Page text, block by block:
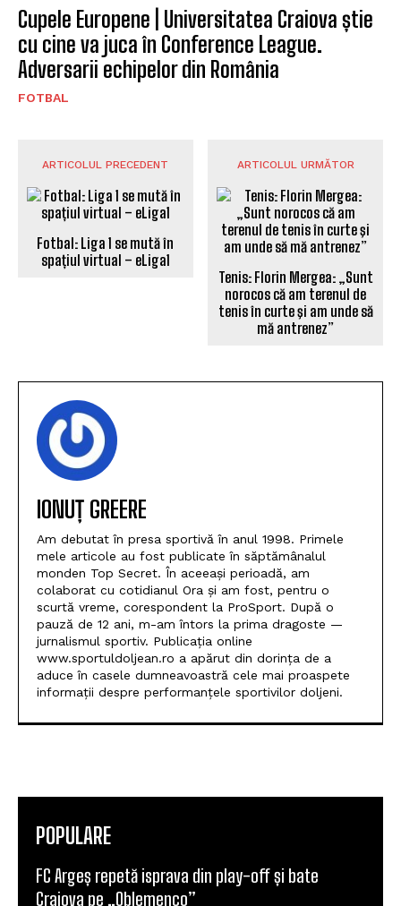
Cupele Europene | Universitatea Craiova știe
cu cine va juca în Conference League.
Adversarii echipelor din România
FOTBAL
ARTICOLUL PRECEDENT
Fotbal: Liga 1 se mută în
spațiul virtual – eLiga1
ARTICOLUL URMĂTOR
Tenis: Florin Mergea: „Sunt
norocos că am terenul de
tenis în curte şi am unde să
mă antrenez”
IONUȚ GREERE
Am debutat în presa sportivă în anul 1998. Primele
mele articole au fost publicate în săptămânalul
monden Top Secret. În aceeași perioadă, am
colaborat cu cotidianul Ora și am fost, pentru o
scurtă vreme, corespondent la ProSport. După o
pauză de 12 ani, m-am întors la prima dragoste —
jurnalismul sportiv. Publicația online
www.sportuldoljean.ro a apărut din dorința de a
aduce în casele dumneavoastră cele mai proaspete
informații despre performanțele sportivilor doljeni.
POPULARE
FC Argeș repetă isprava din play-off și bate
Craiova pe „Oblemenco”